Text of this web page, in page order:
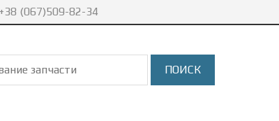
(067)509-82-34